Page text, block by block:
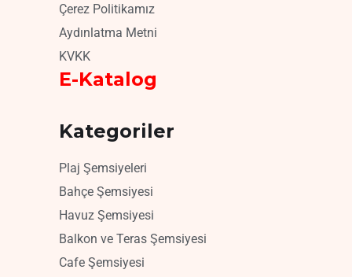
Çerez Politikamız
Aydınlatma Metni
KVKK
E-Katalog
Kategoriler
Plaj Şemsiyeleri
Bahçe Şemsiyesi
Havuz Şemsiyesi
Balkon ve Teras Şemsiyesi
Cafe Şemsiyesi